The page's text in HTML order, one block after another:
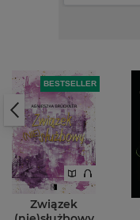
BESTSELLER
Związek